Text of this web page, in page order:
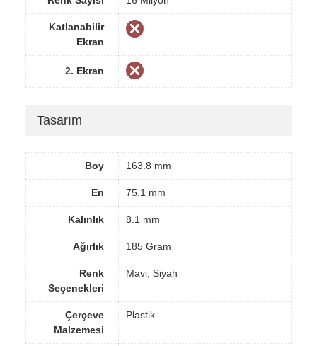
Katlanabilir
Ekran
2. Ekran
Tasarım
Boy 163.8 mm
En 75.1 mm
Kalınlık 8.1 mm
Ağırlık 185 Gram
Renk
Seçenekleri
Mavi, Siyah
Çerçeve
Malzemesi
Plastik